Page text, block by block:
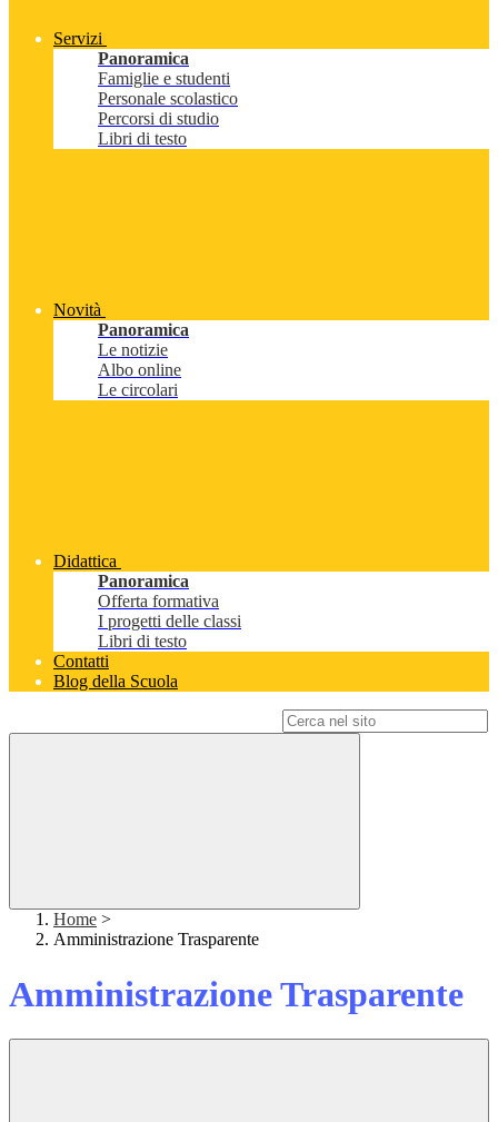
Servizi
Panoramica
Famiglie e studenti
Personale scolastico
Percorsi di studio
Libri di testo
Novità
Panoramica
Le notizie
Albo online
Le circolari
Didattica
Panoramica
Offerta formativa
I progetti delle classi
Libri di testo
Contatti
Blog della Scuola
Home >
Amministrazione Trasparente
Amministrazione Trasparente